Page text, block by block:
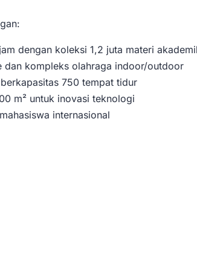
dengan koleksi 1,2 juta materi
dan kompleks olahraga indoor/outdoor
750 tempat tidur
m² untuk inovasi teknologi
internasional